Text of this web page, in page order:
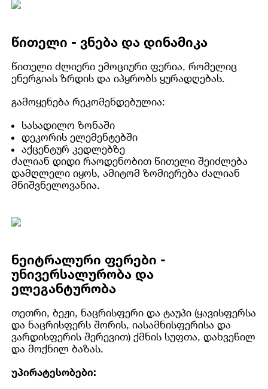
წითელი - ვნება და დინამიკა
წითელი ძლიერი ემოციური ფერია, რომელიც
ენერგიას ზრდის და იპყრობს ყურადღებას.
გამოყენება რეკომენდებულია:
სასადილო ზონაში
დეკორის ელემენტებში
აქცენტურ კედლებზე
ძალიან დიდი რაოდენობით წითელი შეიძლება
დამღლელი იყოს, ამიტომ ზომიერება ძალიან
მნიშვნელოვანია.
ნეიტრალური ფერები -
უნივერსალურობა და
ელეგანტურობა
თეთრი, ბეჟი, ნაცრისფერი და ტაუპი (ყავისფერსა
და ნაცრისფერს შორის, იასამნისფერისა და
ვარდისფერის შერევით) ქმნის სუფთა, დახვეწილ
და მოქნილ ბაზას.
უპირატესობები: